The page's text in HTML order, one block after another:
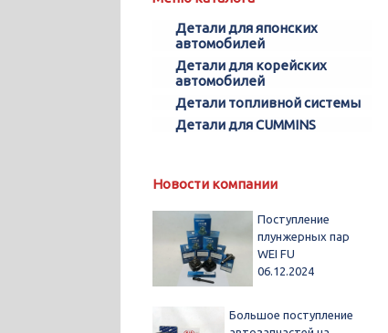
Детали для японских
автомобилей
Детали для корейских
автомобилей
Детали топливной системы
Детали для CUMMINS
Новости компании
Поступление
плунжерных пар
WEI FU
06.12.2024
Большое поступление